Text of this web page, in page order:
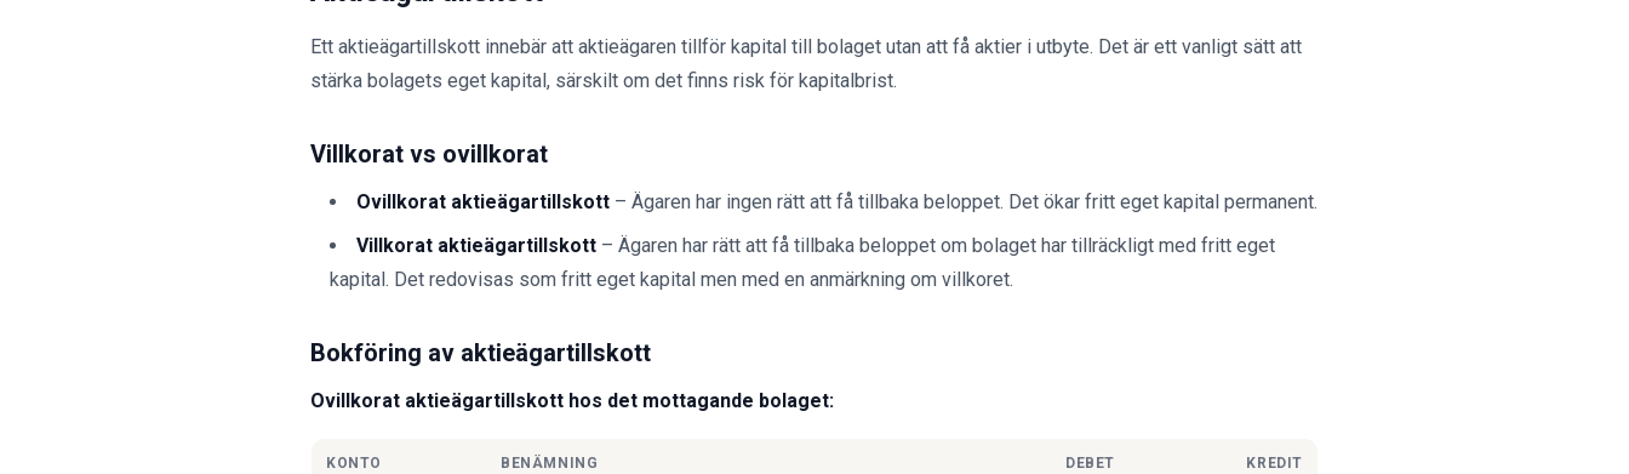
Ett aktieägartillskott innebär att aktieägaren tillför kapital till bolaget utan att få aktier i utbyte. Det är ett vanligt sätt att
stärka bolagets eget kapital, särskilt om det finns risk för kapitalbrist.
Villkorat vs ovillkorat
Ovillkorat aktieägartillskott – Ägaren har ingen rätt att få tillbaka beloppet. Det ökar fritt eget kapital permanent.
Villkorat aktieägartillskott – Ägaren har rätt att få tillbaka beloppet om bolaget har tillräckligt med fritt eget
kapital. Det redovisas som fritt eget kapital men med en anmärkning om villkoret.
Bokföring av aktieägartillskott
Ovillkorat aktieägartillskott hos det mottagande bolaget:
KONTO BENÄMNING DEBET KREDIT